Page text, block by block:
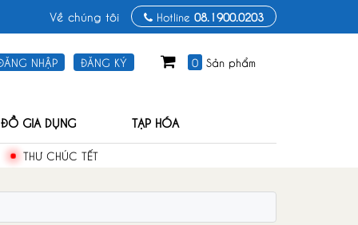
Về chúng tôi Hotline 08.1900.0203
NHẬP ĐĂNG KÝ 0 Sản phẩm
ĐỒ GIA DỤNG TẠP HÓA
THƯ CHÚC TẾT